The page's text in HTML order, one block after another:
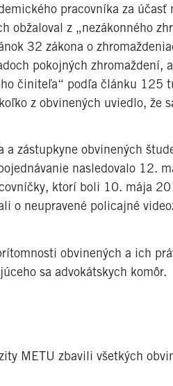
pracovníka za účasť
z „nezákonného
32 zákona o
pokojných zhromaždení,
činiteľa“ podľa článku 125
z obvinených uviedlo, že
zástupkyne obvinených
nasledovalo 12.
ktorí boli 10. mája
o neupravené policajné
obvinených a ich
sa advokátskych komôr.
METU zbavili všetkých